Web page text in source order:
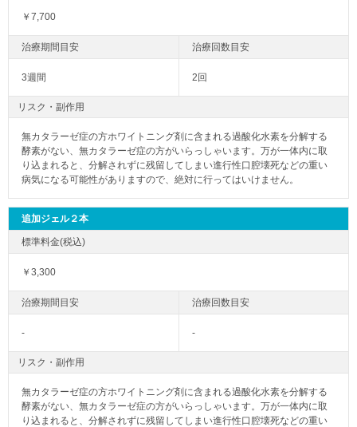
￥7,700
3週間 2回
リスク・副作用
無カタラーゼ症の方ホワイトニング剤に含まれる過酸化水素を分解する
酵素がない、無カタラーゼ症の方がいらっしゃいます。万が一体内に取
り込まれると、分解されずに残留してしまい進行性口腔壊死などの重い
病気になる可能性がありますので、絶対に行ってはいけません。
追加ジェル２本
￥3,300
- -
リスク・副作用
無カタラーゼ症の方ホワイトニング剤に含まれる過酸化水素を分解する
酵素がない、無カタラーゼ症の方がいらっしゃいます。万が一体内に取
り込まれると、分解されずに残留してしまい進行性口腔壊死などの重い